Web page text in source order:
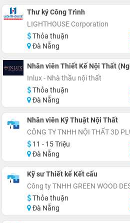
Thư ký Công Trình
LIGHTHOUSE Corporation
Thỏa thuận
Đà Nẵng
Nhân viên Thiết Kế Nội Thất
Inlux - Nhà thầu nội thất
Thỏa thuận
Đà Nẵng
Nhân viên Kỹ Thuật Nội Thất
CÔNG TY TNHH NỘI THẤT 3D
11 - 15 Triệu
Đà Nẵng
Kỹ sư Thiết kế Kết cấu
Công ty TNHH GREEN WOOD
Thỏa thuận
Đà Nẵng